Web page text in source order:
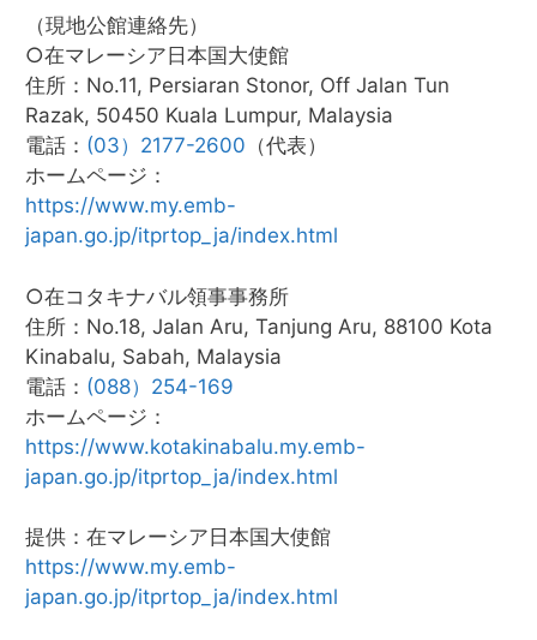
（現地公館連絡先）
○在マレーシア日本国大使館
住所：No.11, Persiaran Stonor, Off Jalan Tun
Razak, 50450 Kuala Lumpur, Malaysia
電話： (03）2177-2600 （代表）
ホームページ：
https://www.my.emb-
japan.go.jp/itprtop_ja/index.html
○在コタキナバル領事事務所
住所：No.18, Jalan Aru, Tanjung Aru, 88100 Kota
Kinabalu, Sabah, Malaysia
電話： (088）254-169
ホームページ：
https://www.kotakinabalu.my.emb-
japan.go.jp/itprtop_ja/index.html
提供：在マレーシア日本国大使館
https://www.my.emb-
japan.go.jp/itprtop_ja/index.html